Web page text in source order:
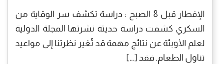
الإفطار قبل 8 الصبح : دراسة تكشف سر الوقاية من
السكري كشفت دراسة حديثة نشرتها المجلة الدولية
لعلم الأوبئة عن نتائج مهمة قد تُغير نظرتنا إلى مواعيد
تناول الطعام. فقد […]